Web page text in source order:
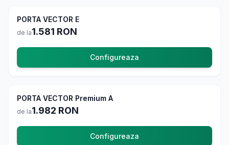
PORTA VECTOR E
de la1.581 RON
Configureaza
PORTA VECTOR Premium A
de la1.982 RON
Configureaza